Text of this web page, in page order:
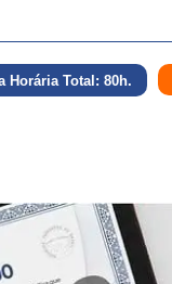
Horária Total: 80h.